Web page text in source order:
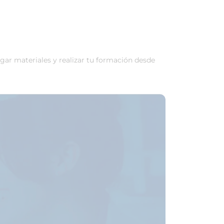
materiales y realizar tu formación desde